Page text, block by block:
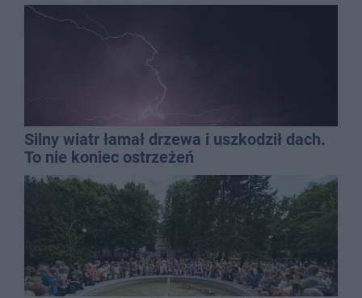
Silny wiatr łamał drzewa i uszkodził dach.
To nie koniec ostrzeżeń